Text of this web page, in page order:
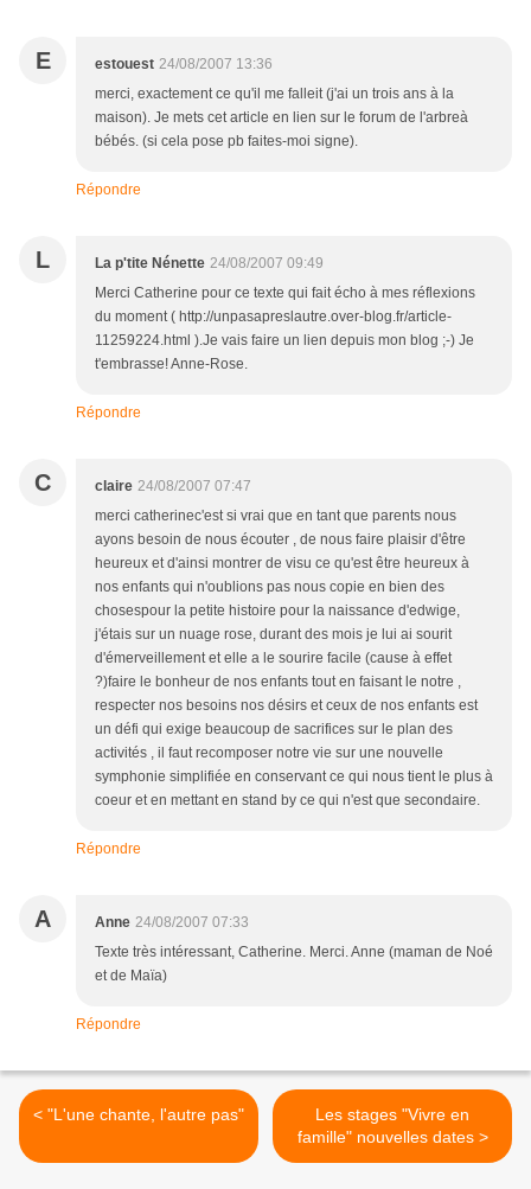
E estouest 24/08/2007 13:36
merci, exactement ce qu'il me falleit (j'ai un trois ans à la
maison). Je mets cet article en lien sur le forum de l'arbreà
bébés. (si cela pose pb faites-moi signe).
Répondre
L La p'tite Nénette 24/08/2007 09:49
Merci Catherine pour ce texte qui fait écho à mes réflexions
du moment ( http://unpasapreslautre.over-blog.fr/article-
11259224.html ).Je vais faire un lien depuis mon blog ;-) Je
t'embrasse! Anne-Rose.
Répondre
C claire 24/08/2007 07:47
merci catherinec'est si vrai que en tant que parents nous
ayons besoin de nous écouter , de nous faire plaisir d'être
heureux et d'ainsi montrer de visu ce qu'est être heureux à
nos enfants qui n'oublions pas nous copie en bien des
chosespour la petite histoire pour la naissance d'edwige,
j'étais sur un nuage rose, durant des mois je lui ai sourit
d'émerveillement et elle a le sourire facile (cause à effet
?)faire le bonheur de nos enfants tout en faisant le notre ,
respecter nos besoins nos désirs et ceux de nos enfants est
un défi qui exige beaucoup de sacrifices sur le plan des
activités , il faut recomposer notre vie sur une nouvelle
symphonie simplifiée en conservant ce qui nous tient le plus à
coeur et en mettant en stand by ce qui n'est que secondaire.
Répondre
A Anne 24/08/2007 07:33
Texte très intéressant, Catherine. Merci. Anne (maman de Noé
et de Maïa)
Répondre
< "L'une chante, l'autre pas"
Les stages "Vivre en
famille" nouvelles dates >